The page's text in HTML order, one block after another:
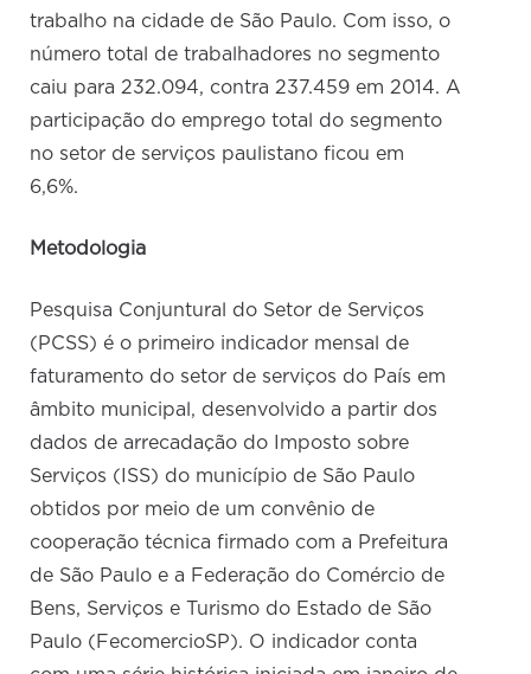
trabalho na cidade de São Paulo. Com isso, o
número total de trabalhadores no segmento
caiu para 232.094, contra 237.459 em 2014. A
participação do emprego total do segmento
no setor de serviços paulistano ficou em
6,6%.
Metodologia
Pesquisa Conjuntural do Setor de Serviços
(PCSS) é o primeiro indicador mensal de
faturamento do setor de serviços do País em
âmbito municipal, desenvolvido a partir dos
dados de arrecadação do Imposto sobre
Serviços (ISS) do município de São Paulo
obtidos por meio de um convênio de
cooperação técnica firmado com a Prefeitura
de São Paulo e a Federação do Comércio de
Bens, Serviços e Turismo do Estado de São
Paulo (FecomercioSP). O indicador conta